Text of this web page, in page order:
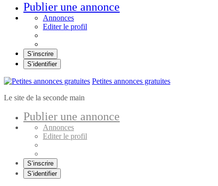
Publier une annonce
Annonces
Editer le profil
S’inscrire
S’identifier
Petites annonces gratuites
Le site de la seconde main
Publier une annonce
Annonces
Editer le profil
S’inscrire
S’identifier